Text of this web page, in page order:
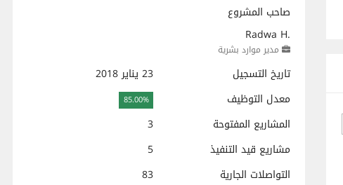
صاحب المشروع
Radwa H.
مدير موارد بشرية
تاريخ التسجيل
23 يناير 2018
معدل التوظيف
85.00%
المشاريع المفتوحة
3
مشاريع قيد التنفيذ
5
التواصلات الجارية
83